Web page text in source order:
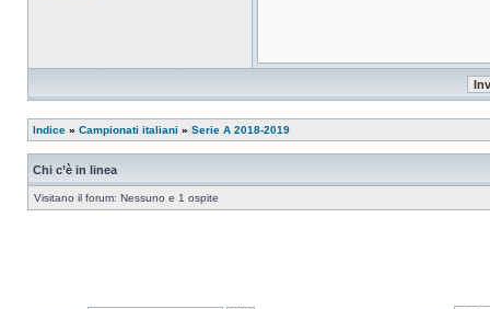
Indice » Campionati italiani » Serie A 2018-2019
Chi c’è in linea
Visitano il forum: Nessuno e 1 ospite